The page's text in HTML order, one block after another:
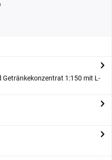
Getränkekonzentrat 1:150 mit L-